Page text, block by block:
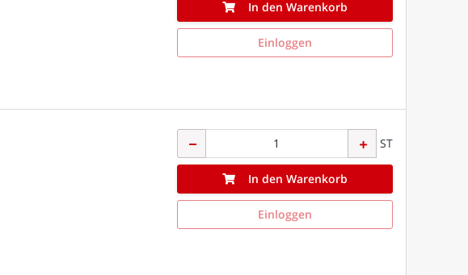
In den Warenkorb
Einloggen
ST
In den Warenkorb
Einloggen